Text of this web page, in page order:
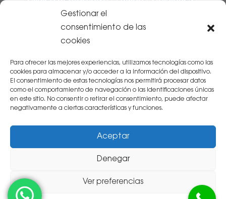
Gestionar el
consentimiento de las
cookies
Para ofrecer las mejores experiencias, utilizamos tecnologías como las
cookies para almacenar y/o acceder a la información del dispositivo.
El consentimiento de estas tecnologías nos permitirá procesar datos
como el comportamiento de navegación o las identificaciones únicas
en este sitio. No consentir o retirar el consentimiento, puede afectar
negativamente a ciertas características y funciones.
Aceptar
Denegar
Ver preferencias
Casos/Preguntas frecuentes
/Contacto
de Aragón.Inscrito en el Registro Sanitario
con Nº 5024261
Política de Privacidad|Política de Cookies